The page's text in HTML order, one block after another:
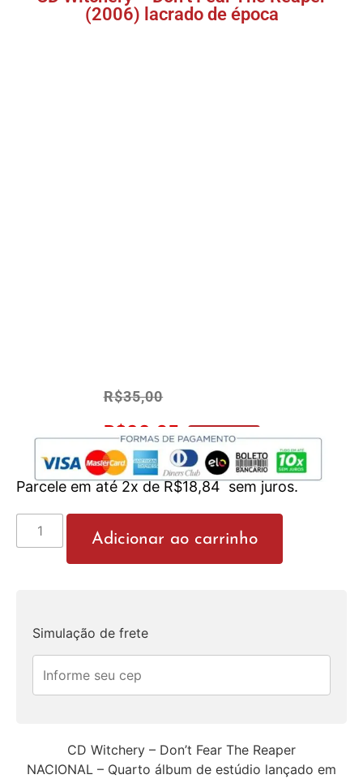
(2006) lacrado de época
R$35,00
R$33,25 No Pix 5% OFF
Parcele em até 2x deR$18,84 sem juros.
Adicionar ao carrinho
Simulação de frete
CD Witchery – Don’t Fear The Reaper
NACIONAL – Quarto álbum de estúdio lançado em